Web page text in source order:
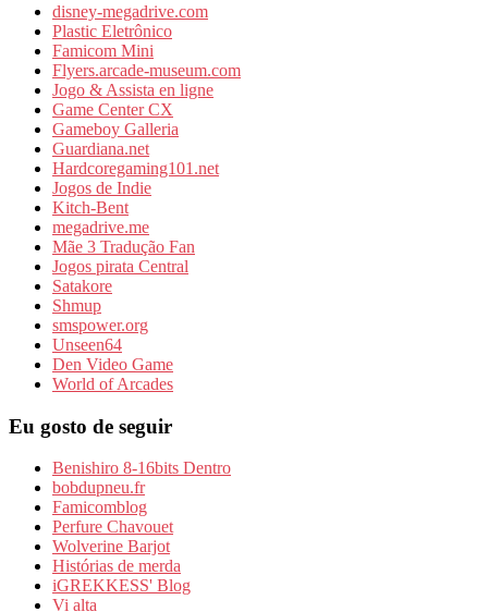
disney-megadrive.com
Plastic Eletrônico
Famicom Mini
Flyers.arcade-museum.com
Jogo & Assista en ligne
Game Center CX
Gameboy Galleria
Guardiana.net
Hardcoregaming101.net
Jogos de Indie
Kitch-Bent
megadrive.me
Mãe 3 Tradução Fan
Jogos pirata Central
Satakore
Shmup
smspower.org
Unseen64
Den Video Game
World of Arcades
Eu gosto de seguir
Benishiro 8-16bits Dentro
bobdupneu.fr
Famicomblog
Perfure Chavouet
Wolverine Barjot
Histórias de merda
iGREKKESS' Blog
Vi alta